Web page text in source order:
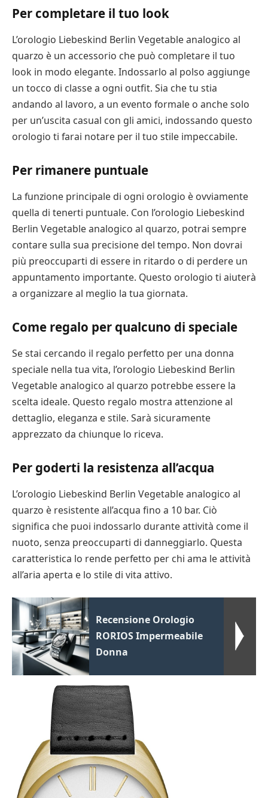
Per completare il tuo look
L’orologio Liebeskind Berlin Vegetable analogico al
quarzo è un accessorio che può completare il tuo
look in modo elegante. Indossarlo al polso aggiunge
un tocco di classe a ogni outfit. Sia che tu stia
andando al lavoro, a un evento formale o anche solo
per un’uscita casual con gli amici, indossando questo
orologio ti farai notare per il tuo stile impeccabile.
Per rimanere puntuale
La funzione principale di ogni orologio è ovviamente
quella di tenerti puntuale. Con l’orologio Liebeskind
Berlin Vegetable analogico al quarzo, potrai sempre
contare sulla sua precisione del tempo. Non dovrai
più preoccuparti di essere in ritardo o di perdere un
appuntamento importante. Questo orologio ti aiuterà
a organizzare al meglio la tua giornata.
Come regalo per qualcuno di speciale
Se stai cercando il regalo perfetto per una donna
speciale nella tua vita, l’orologio Liebeskind Berlin
Vegetable analogico al quarzo potrebbe essere la
scelta ideale. Questo regalo mostra attenzione al
dettaglio, eleganza e stile. Sarà sicuramente
apprezzato da chiunque lo riceva.
Per goderti la resistenza all’acqua
L’orologio Liebeskind Berlin Vegetable analogico al
quarzo è resistente all’acqua fino a 10 bar. Ciò
significa che puoi indossarlo durante attività come il
nuoto, senza preoccuparti di danneggiarlo. Questa
caratteristica lo rende perfetto per chi ama le attività
all’aria aperta e lo stile di vita attivo.
Recensione Orologio
RORIOS Impermeabile
Donna